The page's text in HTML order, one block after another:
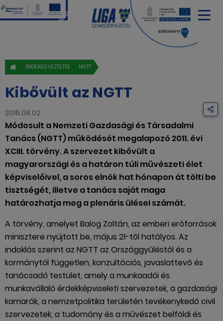
ÉRDEKEGYEZTETÉS NGTT
Kibővült az NGTT
2016.08.02
Módosult a Nemzeti Gazdasági és Társadalmi
Tanács (NGTT) működését megalapozó 2011. évi
XCIII. törvény. A szervezet kibővült a
magyarországi és a határon túli művészeti élet
képviselőivel, a soros elnök hat hónapon át tölti be
tisztségét, illetve a tanács saját maga
határozhatja meg a plenáris ülései számát.
A törvény, amelyet Balog Zoltán, az emberi erőforrások
minisztere nyújtott be, május 21-től hatályos. Az
indoklás szerint az NGTT az Országgyűléstől és a
kormánytól független, konzultációs, javaslattevő és
tanácsadó testület, amely a munkaadói és
munkavállaló érdekképviseleti szervezetek, a gazdasági
kamarák, a nemzetpolitika területén tevékenykedő civil
szervezetek, a tudomány és a művészet belföldi és